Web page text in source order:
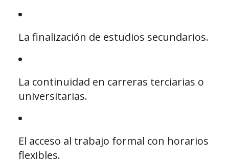
La finalización de estudios secundarios.
La continuidad en carreras terciarias o
universitarias.
El acceso al trabajo formal con horarios
flexibles.